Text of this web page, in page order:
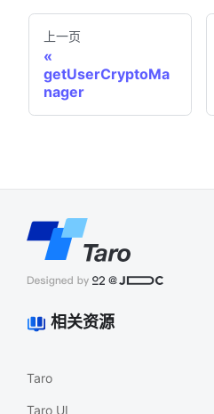
上一页
getUserCryptoMa
nager
相关资源
Taro
Taro UI